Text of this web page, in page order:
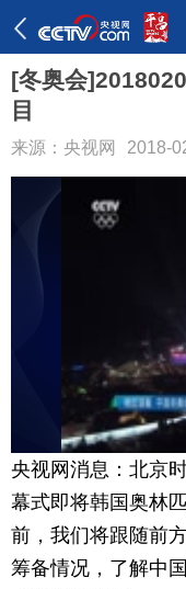
[冬奥会
目
来源：央视网 2018-
央视网消息：北京
幕式即将韩国奥林
前，我们将跟随前
筹备情况，了解中